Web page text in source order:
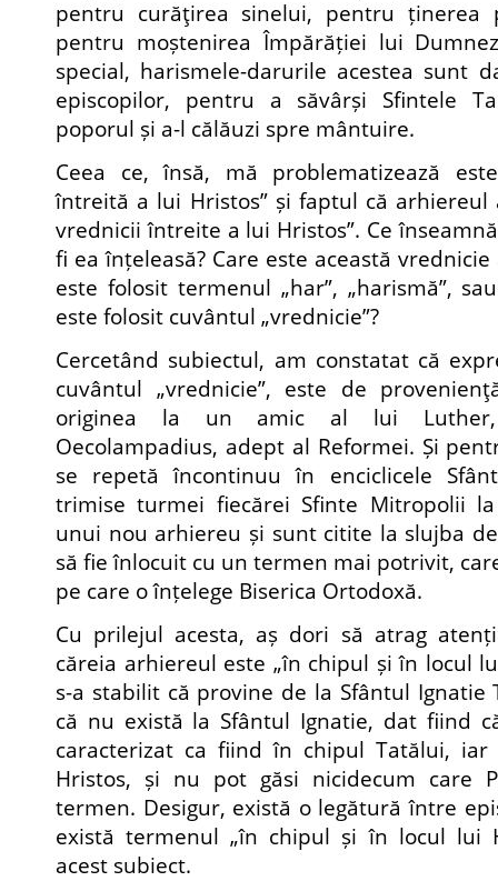
pentru curăţirea sinelui, pentru ținerea
pentru moștenirea Împărăției lui
special, harismele-darurile acestea sunt
episcopilor, pentru a săvârși Sfintele
poporul și a-l călăuzi spre mântuire.
Ceea ce, însă, mă problematizează
întreită a lui Hristos” și faptul că arhiereul
vrednicii întreite a lui Hristos”. Ce
fi ea înțeleasă? Care este această
este folosit termenul „har”, „harismă”,
este folosit cuvântul „vrednicie”?
Cercetând subiectul, am constatat că
cuvântul „vrednicie”, este de
originea la un amic al lui Luther,
Oecolampadius, adept al Reformei. Și
se repetă încontinuu în enciclicele
trimise turmei fiecărei Sfinte Mitropolii
unui nou arhiereu și sunt citite la slujba
să fie înlocuit cu un termen mai potrivit,
pe care o înțelege Biserica Ortodoxă.
Cu prilejul acesta, aș dori să atrag
căreia arhiereul este „în chipul și în locul
s-a stabilit că provine de la Sfântul Ignatie
că nu există la Sfântul Ignatie, dat fiind
caracterizat ca fiind în chipul Tatălui,
Hristos, și nu pot găsi nicidecum care
termen. Desigur, există o legătură între
există termenul „în chipul și în locul lui
acest subiect.